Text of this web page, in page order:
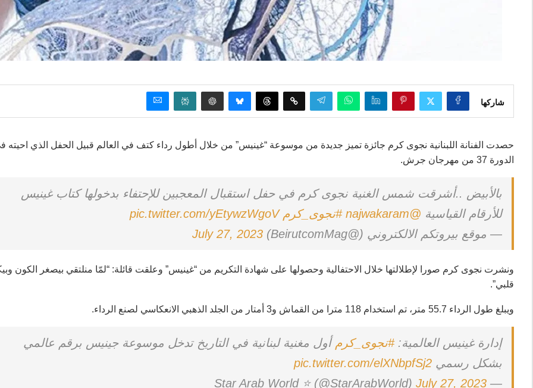
شاركها
حصدت الفنانة اللبنانية نجوى كرم جائزة تميز جديدة من موسوعة “غينيس” من خلال أطول رداء كتف في العالم قبيل الحفل الذي احيته
الدورة 37 من مهرجان جرش.
بالأبيض ..أشرقت شمس الغنية نجوى كرم في حفل استقبال المعجبين للإحتفاء بدخولها كتاب غينيس
للأرقام القياسية @najwakaram #نجوى_كرم pic.twitter.com/yEtywzWgoV
— موقع بيروتكم الالكتروني (@BeirutcomMag)
July 27, 2023
ونشرت نجوى كرم صورا لإطلالتها خلال الاحتفالية وحصولها على شهادة التكريم من “غينيس” وعلقت قائلة: “لمّا منلتقي بيصغر الكون
قلبي”.
ويبلغ طول الرداء 55.7 متر، تم استخدام 118 مترا من القماش و3 أمتار من الجلد الذهبي الانعكاسي لصنع الرداء.
إدارة غينيس العالمية:#نجوى_كرم أول مغنية لبنانية في التاريخ تدخل موسوعة جينيس برقم عالمي
بشكل رسمي pic.twitter.com/elXNbpfSj2
— Star Arab World ⭐ (@StarArabWorld)
July 27, 2023